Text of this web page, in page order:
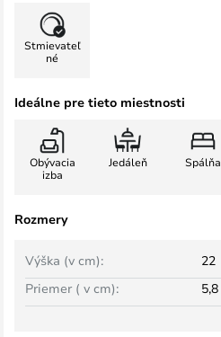
Stmievateľ
né
Ideálne pre tieto miestnosti
Obývacia
izba
Jedáleň Spálňa
Rozmery
Výška (v cm):
22
Priemer ( v cm):
5,8